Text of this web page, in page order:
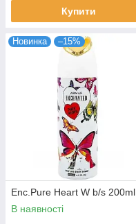
Купити
Новинка –15%
Enc.Pure Heart W b/s 200ml
В наявності